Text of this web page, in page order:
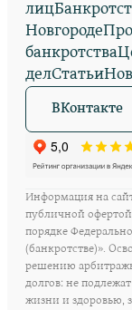
лиц
Новгороде
банкротства
делСтатьи
ВКонтакте
Информация на
публичной
порядке
(банкротстве)».
решению
долгов: не
жизни и здоровью,